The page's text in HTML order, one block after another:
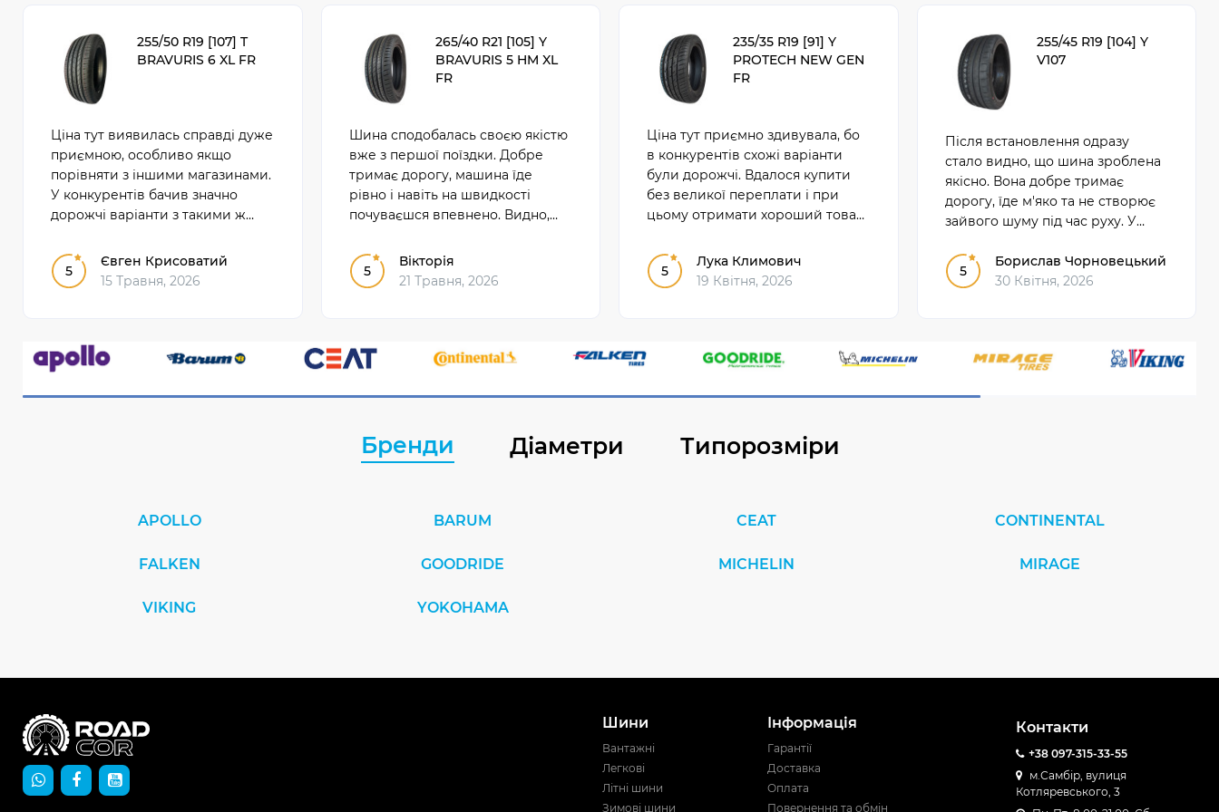
255/50 R19 [107] T
BRAVURIS 6 XL FR
Ціна тут виявилась справді дуже
приємною, особливо якщо
порівняти з іншими магазинами.
У конкурентів бачив значно
дорожчі варіанти з такими ж
залишився дуже задоволений
покупкою.
5
Євген Крисоватий
15 Травня, 2026
265/40 R21 [105] Y
BRAVURIS 5 HM XL
FR
Шина сподобалась своєю якістю
вже з першої поїздки. Добре
тримає дорогу, машина їде
рівно і навіть на швидкості
почуваєшся впевнено. Видно,
щоденної їзди підходить добре.
5
Вікторія
21 Травня, 2026
235/35 R19 [91] Y
PROTECH NEW GEN
FR
Ціна тут приємно здивувала, бо
в конкурентів схожі варіанти
були дорожчі. Вдалося купити
без великої переплати і при
цьому отримати хороший товар.
пропозиція.
5
Лука Климович
19 Квітня, 2026
255/45 R19 [104] Y
V107
Після встановлення одразу
стало видно, що шина зроблена
якісно. Вона добре тримає
дорогу, їде м'яко та не створює
зайвого шуму під час руху. У
показала себе надійно і зручно.
5
Борислав Чорновецький
30 Квітня, 2026
Бренди Діаметри Типорозміри
APOLLO BARUM CEAT CONTINENTAL
FALKEN GOODRIDE MICHELIN MIRAGE
VIKING YOKOHAMA
Шини
Вантажні
Легкові
Літні шини
Зимові шини
Інформація
Гарантії
Доставка
Оплата
Повернення та обмін
Контакти
+38 097-315-33-55
м.Самбір, вулиця
Котляревського, 3